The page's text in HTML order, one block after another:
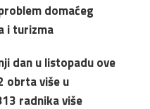
domaćeg
i turizma
dan u listopadu ove
obrta više u
radnika više